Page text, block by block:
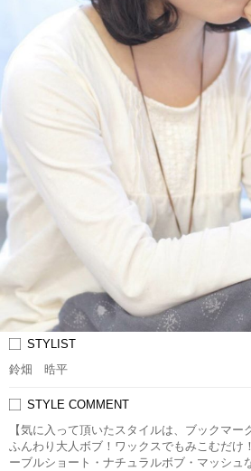
STYLIST
鈴畑 晧平
STYLE COMMENT
【気に入って頂いたスタイルは、ブックマー
ふんわり大人ボブ！ワックスでもみこむだ
ーブルショート・ナチュラルボブ・マッシュ